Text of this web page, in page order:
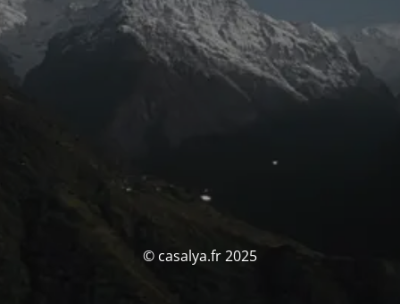
© casalya.fr 2025